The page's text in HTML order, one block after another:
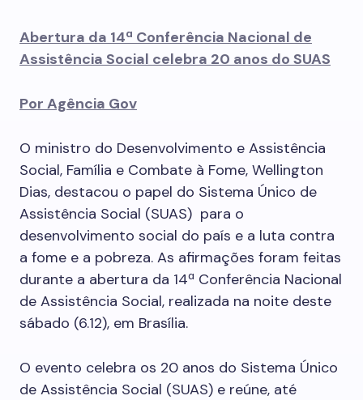
Abertura da 14ª Conferência Nacional de
Assistência Social celebra 20 anos do SUAS
Por Agência Gov
O ministro do Desenvolvimento e Assistência
Social, Família e Combate à Fome, Wellington
Dias, destacou o papel do Sistema Único de
Assistência Social (SUAS) para o
desenvolvimento social do país e a luta contra
a fome e a pobreza. As afirmações foram feitas
durante a abertura da 14ª Conferência Nacional
de Assistência Social, realizada na noite deste
sábado (6.12), em Brasília.
O evento celebra os 20 anos do Sistema Único
de Assistência Social (SUAS) e reúne, até